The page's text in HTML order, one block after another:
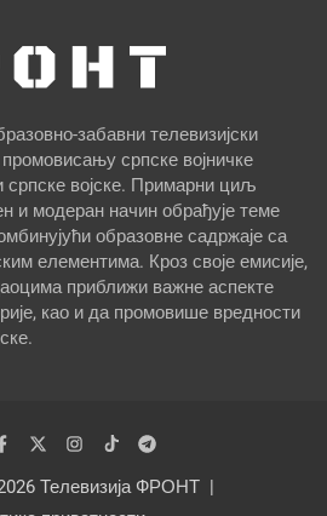
забавни телевизијски
промовисању српске војничке
српске војске. Примарни циљ
и модеран начин обрађује теме
образовне садржаје са
елементима. Кроз своје емисије,
приближи важне аспекте
као и да промовише вредности
Телевизија ФРОНТ